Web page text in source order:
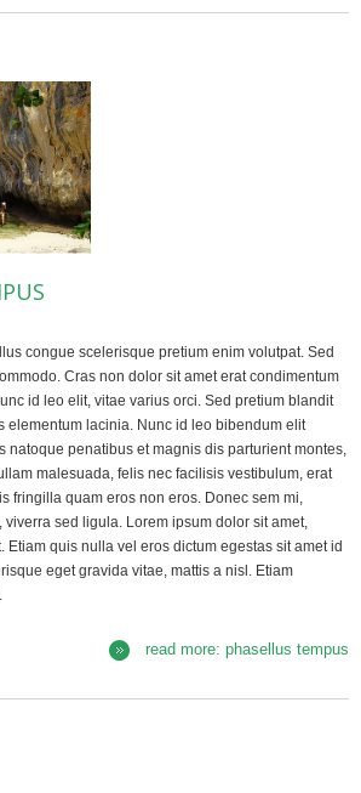
congue scelerisque pretium enim volutpat. Sed
Cras non dolor sit amet erat condimentum
id leo elit, vitae varius orci. Sed pretium blandit
elementum lacinia. Nunc id leo bibendum elit
natoque penatibus et magnis dis parturient montes,
malesuada, felis nec facilisis vestibulum, erat
fringilla quam eros non eros. Donec sem mi,
sed ligula. Lorem ipsum dolor sit amet,
Etiam quis nulla vel eros dictum egestas sit amet id
eget gravida vitae, mattis a nisl. Etiam
read more: phasellus tempus